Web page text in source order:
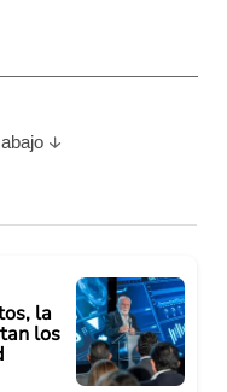
la
los